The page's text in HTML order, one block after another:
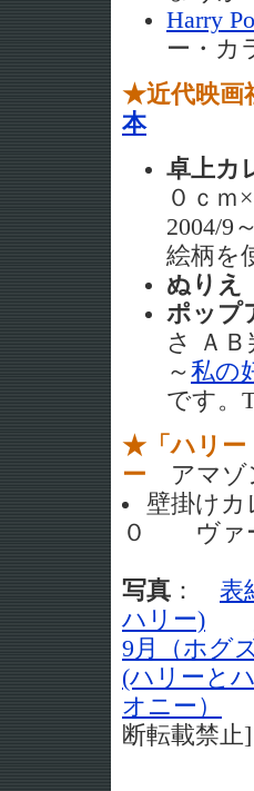
Harry
ー・カ
★近代映画
本
卓上カ
０ｃｍ
2004/9
絵柄を
ぬりえ
ポップ
さ ＡＢ
～私の
です。
★「ハリー
ー アマゾ
壁掛け
０ ヴァー
写真 ： 表
ハリー)
9月（ホグ
(ハリーと
オニー）
断転載禁止]